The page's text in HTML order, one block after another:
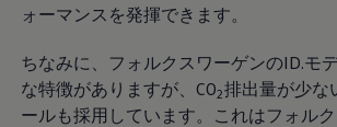
ォーマンスを発揮できます。
ちなみに、フォルクスワーゲンのID.モ
な特徴がありますが、CO2排出量が少な
ールも採用しています。これはフォル